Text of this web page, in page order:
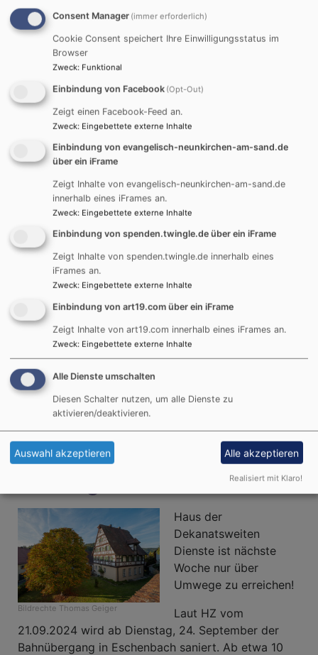
Jugend Dekanatsjugend
Nacht der Lichter 2025
Bildrechte Evang. Jugend im Dekanat
Schon jetzt den Termin
sichern für die
singen - beten - zur
ruhe kommen
am 22.07.2025 - 21.00 uhr
ruine spitalkirche - lauf
ökumenische
nacht der lichter
ganz sommerlich
Weiterlesenüber
Nacht
Lichter
Eschenbach nur über
Bildrechte Thomas Geiger
Haus der
Dekanatsweiten
Dienste ist nächste
Woche nur über
Umwege zu erreichen!
Laut HZ vom
21.09.2024 wird ab Dienstag, 24. September der
Bahnübergang in Eschenbach saniert. Ab etwa 10
Consent Manager (immer erforderlich)
Cookie Consent speichert Ihre Einwilligungsstatus im
Browser
Zweck: Funktional
Einbindung von Facebook (Opt-Out)
Zeigt einen Facebook-Feed an.
Zweck: Eingebettete externe Inhalte
Einbindung von evangelisch-neunkirchen-am-sand.de
über ein iFrame
Zeigt Inhalte von evangelisch-neunkirchen-am-sand.de
innerhalb eines iFrames an.
Zweck: Eingebettete externe Inhalte
Einbindung von spenden.twingle.de über ein iFrame
Zeigt Inhalte von spenden.twingle.de innerhalb eines
iFrames an.
Zweck: Eingebettete externe Inhalte
Einbindung von art19.com über ein iFrame
Zeigt Inhalte von art19.com innerhalb eines iFrames an.
Zweck: Eingebettete externe Inhalte
Alle Dienste umschalten
Diesen Schalter nutzen, um alle Dienste zu
aktivieren/deaktivieren.
Auswahl akzeptieren Alle akzeptieren
Realisiert mit Klaro!